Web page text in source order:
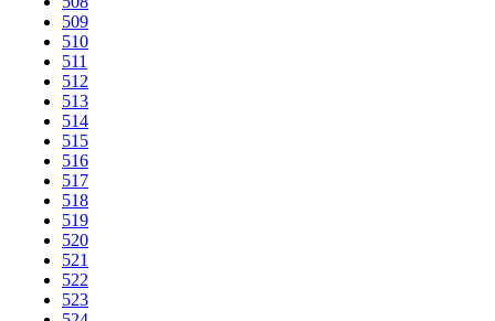
509
510
511
512
513
514
515
516
517
518
519
520
521
522
523